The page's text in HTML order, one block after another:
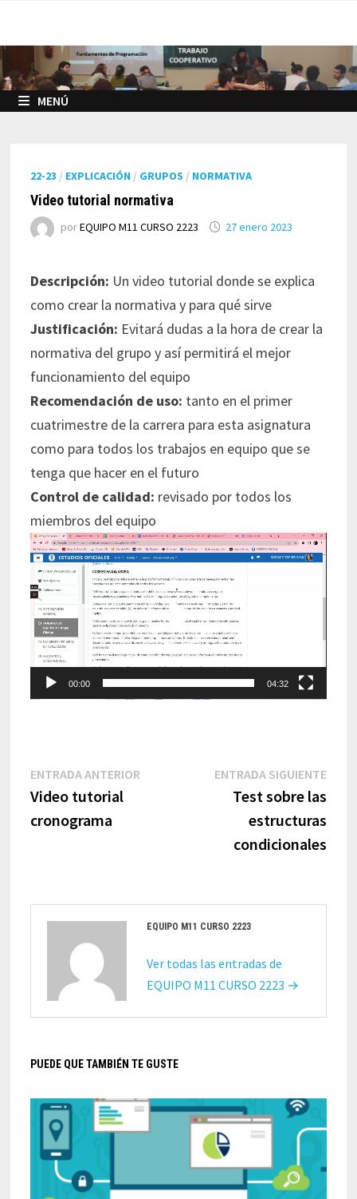
contenido
MENÚ
22-23 / EXPLICACIÓN / GRUPOS / NORMATIVA
Video tutorial normativa
porEQUIPO M11 CURSO 2223 27 enero 2023
Descripción: Un video tutorial donde se explica
como crear la normativa y para qué sirve
Justificación: Evitará dudas a la hora de crear la
normativa del grupo y así permitirá el mejor
funcionamiento del equipo
Recomendación de uso: tanto en el primer
cuatrimestre de la carrera para esta asignatura
como para todos los trabajos en equipo que se
tenga que hacer en el futuro
Control de calidad: revisado por todos los
miembros del equipo
Reproductor
de
vídeo
00:00 04:32
Navegación
entradas
ENTRADA ANTERIOR
Video tutorial
cronograma
ENTRADA SIGUIENTE
Test sobre las
estructuras
condicionales
EQUIPO M11 CURSO 2223
Ver todas las entradas de
EQUIPO M11 CURSO 2223 →
PUEDE QUE TAMBIÉN TE GUSTE